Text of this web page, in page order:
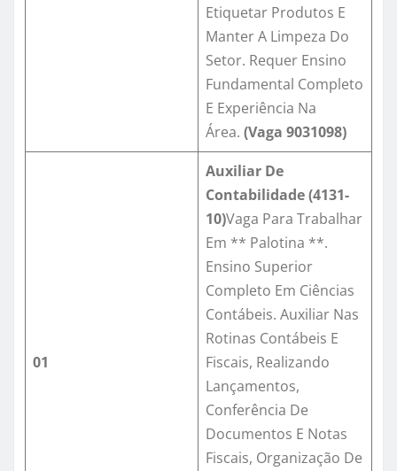
Etiquetar Produtos E
Manter A Limpeza Do
Setor. Requer Ensino
Fundamental Completo
E Experiência Na
Área. (Vaga 9031098)
01
Auxiliar De
Contabilidade (4131-
10)Vaga Para Trabalhar
Em ** Palotina **.
Ensino Superior
Completo Em Ciências
Contábeis. Auxiliar Nas
Rotinas Contábeis E
Fiscais, Realizando
Lançamentos,
Conferência De
Documentos E Notas
Fiscais, Organização De